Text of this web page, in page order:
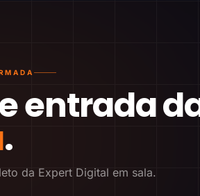
entrada
.
da Expert Digital em sala.